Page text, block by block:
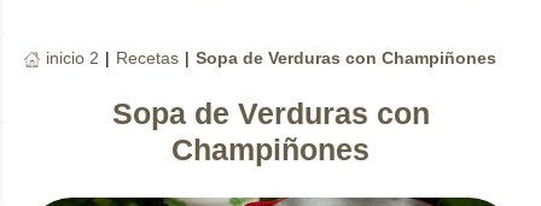
inicio 2 | Recetas | Sopa de Verduras con Champiñones
Sopa de Verduras con
Champiñones